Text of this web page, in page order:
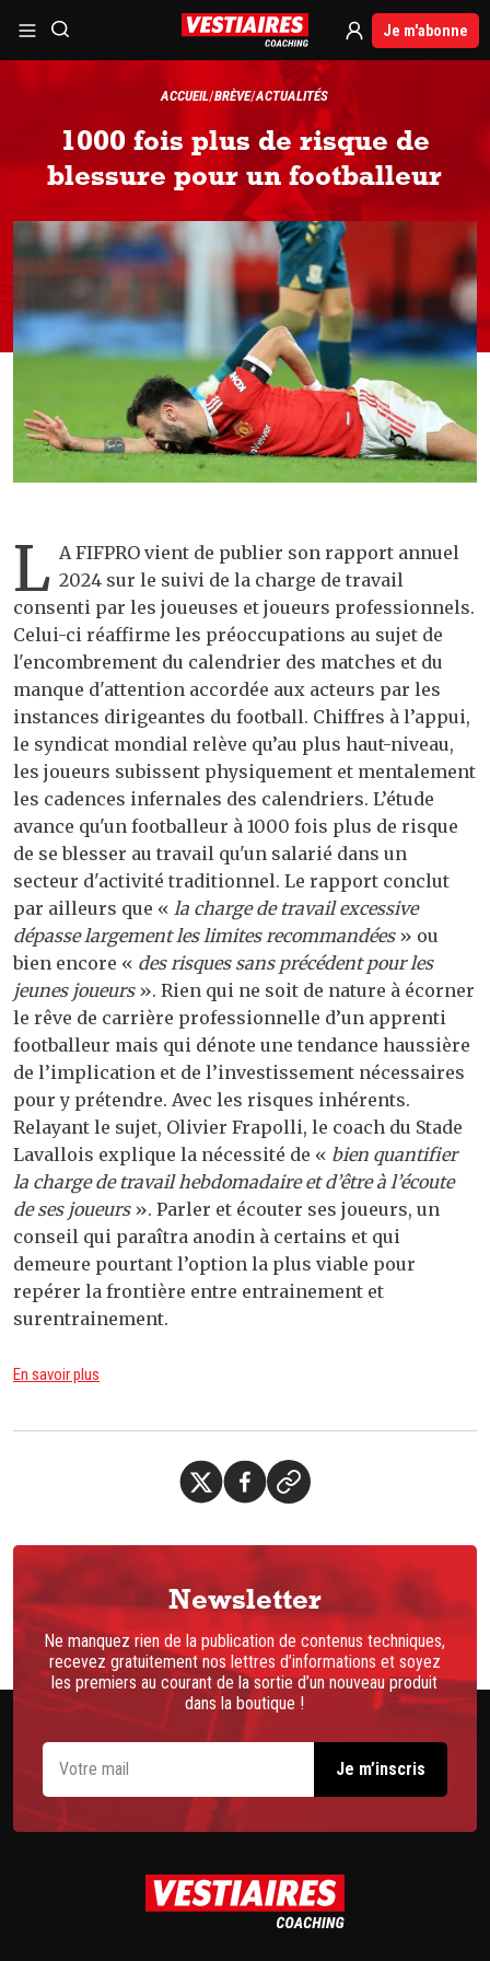
Je m'abonne
ACCUEIL BRÈVE ACTUALITÉS
1000 fois plus de risque de
blessure pour un footballeur
L A FIFPRO vient de publier son rapport annuel
2024 sur le suivi de la charge de travail
consenti par les joueuses et joueurs professionnels.
Celui-ci réaffirme les préoccupations au sujet de
l'encombrement du calendrier des matches et du
manque d'attention accordée aux acteurs par les
instances dirigeantes du football. Chiffres à l’appui,
le syndicat mondial relève qu’au plus haut-niveau,
les joueurs subissent physiquement et mentalement
les cadences infernales des calendriers. L’étude
avance qu'un footballeur à 1000 fois plus de risque
de se blesser au travail qu'un salarié dans un
secteur d'activité traditionnel. Le rapport conclut
par ailleurs que « la charge de travail excessive
dépasse largement les limites recommandées» ou
bien encore « des risques sans précédent pour les
jeunes joueurs». Rien qui ne soit de nature à écorner
le rêve de carrière professionnelle d’un apprenti
footballeur mais qui dénote une tendance haussière
de l’implication et de l’investissement nécessaires
pour y prétendre. Avec les risques inhérents.
Relayant le sujet, Olivier Frapolli, le coach du Stade
Lavallois explique la nécessité de « bien quantifier
la charge de travail hebdomadaire et d’être à l’écoute
de ses joueurs ». Parler et écouter ses joueurs, un
conseil qui paraîtra anodin à certains et qui
demeure pourtant l’option la plus viable pour
repérer la frontière entre entrainement et
surentrainement.
En savoir plus
Newsletter
Ne manquez rien de la publication de contenus techniques,
recevez gratuitement nos lettres d’informations et soyez
les premiers au courant de la sortie d’un nouveau produit
dans la boutique !